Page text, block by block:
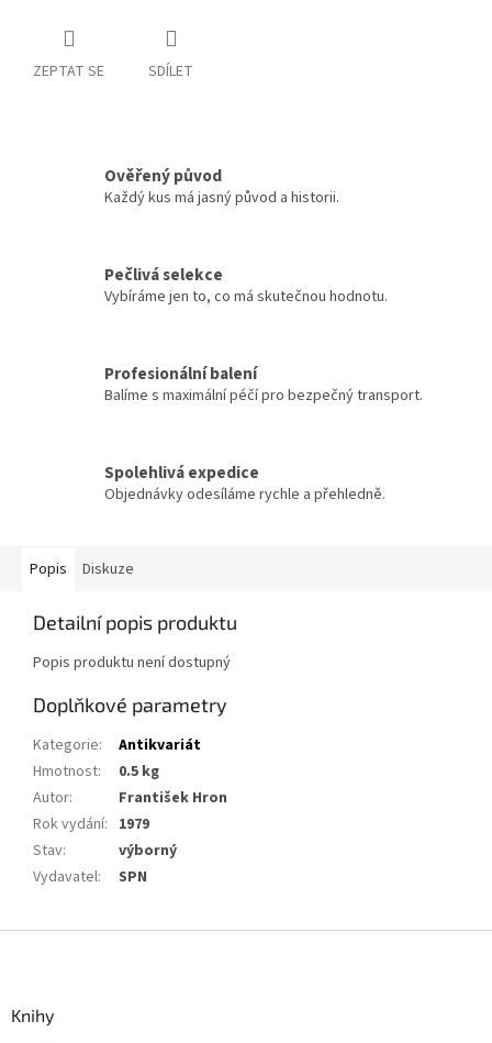
ZEPTAT SE SDÍLET
Ověřený původ
Každý kus má jasný původ a historii.
Pečlivá selekce
Vybíráme jen to, co má skutečnou hodnotu.
Profesionální balení
Balíme s maximální péčí pro bezpečný transport.
Spolehlivá expedice
Objednávky odesíláme rychle a přehledně.
Popis Diskuze
Detailní popis produktu
Popis produktu není dostupný
Doplňkové parametry
Kategorie:
Antikvariát
Hmotnost:
0.5 kg
Autor:
František Hron
Rok vydání: 1979
Stav:
výborný
Vydavatel: SPN
Knihy